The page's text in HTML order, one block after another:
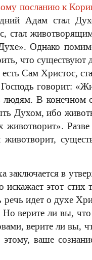
посланию к
Адам стал
стал
Однако
что
Сам Христос,
Господь говорит:
В конечном
Духом, ибо
животворит».
заключается в
этот
речь идет о духе
верите ли вы,
верите ли вы,
ваше